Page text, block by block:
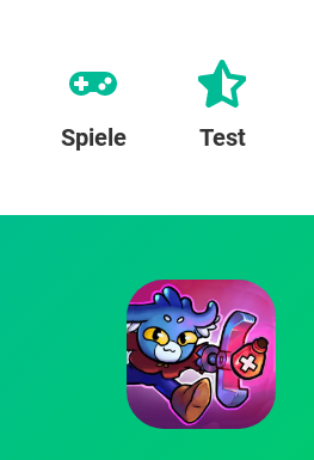
Spiele Test